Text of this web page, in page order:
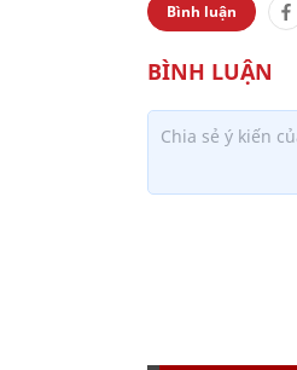
Bình luận